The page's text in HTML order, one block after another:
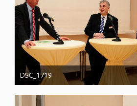
DSC_1719
Administrator
20. August 2019
1.271
0 0